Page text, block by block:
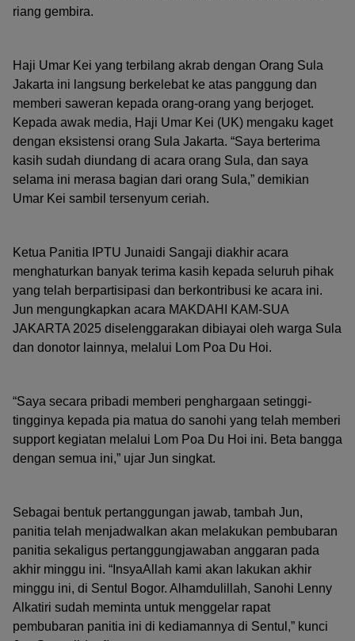
riang gembira.
Haji Umar Kei yang terbilang akrab dengan Orang Sula
Jakarta ini langsung berkelebat ke atas panggung dan
memberi saweran kepada orang-orang yang berjoget.
Kepada awak media, Haji Umar Kei (UK) mengaku kaget
dengan eksistensi orang Sula Jakarta. “Saya berterima
kasih sudah diundang di acara orang Sula, dan saya
selama ini merasa bagian dari orang Sula,” demikian
Umar Kei sambil tersenyum ceriah.
Ketua Panitia IPTU Junaidi Sangaji diakhir acara
menghaturkan banyak terima kasih kepada seluruh pihak
yang telah berpartisipasi dan berkontribusi ke acara ini.
Jun mengungkapkan acara MAKDAHI KAM-SUA
JAKARTA 2025 diselenggarakan dibiayai oleh warga Sula
dan donotor lainnya, melalui Lom Poa Du Hoi.
“Saya secara pribadi memberi penghargaan setinggi-
tingginya kepada pia matua do sanohi yang telah memberi
support kegiatan melalui Lom Poa Du Hoi ini. Beta bangga
dengan semua ini,” ujar Jun singkat.
Sebagai bentuk pertanggungan jawab, tambah Jun,
panitia telah menjadwalkan akan melakukan pembubaran
panitia sekaligus pertanggungjawaban anggaran pada
akhir minggu ini. “InsyaAllah kami akan lakukan akhir
minggu ini, di Sentul Bogor. Alhamdulillah, Sanohi Lenny
Alkatiri sudah meminta untuk menggelar rapat
pembubaran panitia ini di kediamannya di Sentul,” kunci